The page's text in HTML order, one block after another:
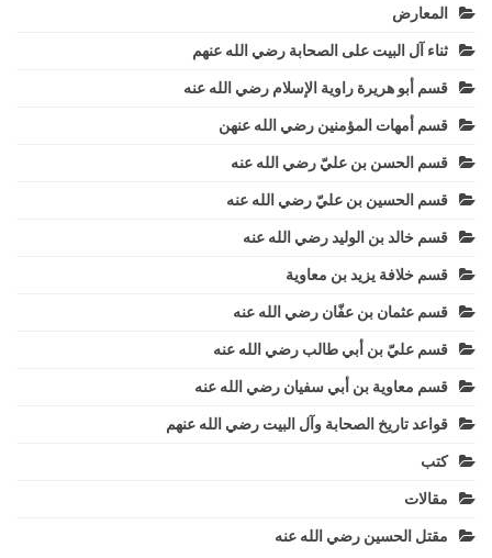
المعارض
ثناء آل البيت على الصحابة رضي الله عنهم
قسم أبو هريرة راوية الإسلام رضي الله عنه
قسم أمهات المؤمنين رضي الله عنهن
قسم الحسن بن عليّ رضي الله عنه
قسم الحسين بن عليّ رضي الله عنه
قسم خالد بن الوليد رضي الله عنه
قسم خلافة يزيد بن معاوية
قسم عثمان بن عفّان رضي الله عنه
قسم عليّ بن أبي طالب رضي الله عنه
قسم معاوية بن أبي سفيان رضي الله عنه
قواعد تاريخ الصحابة وآل البيت رضي الله عنهم
كتب
مقالات
مقتل الحسين رضي الله عنه